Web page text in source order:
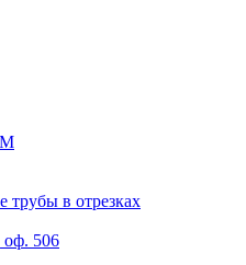
трубы в отрезках
оф. 506